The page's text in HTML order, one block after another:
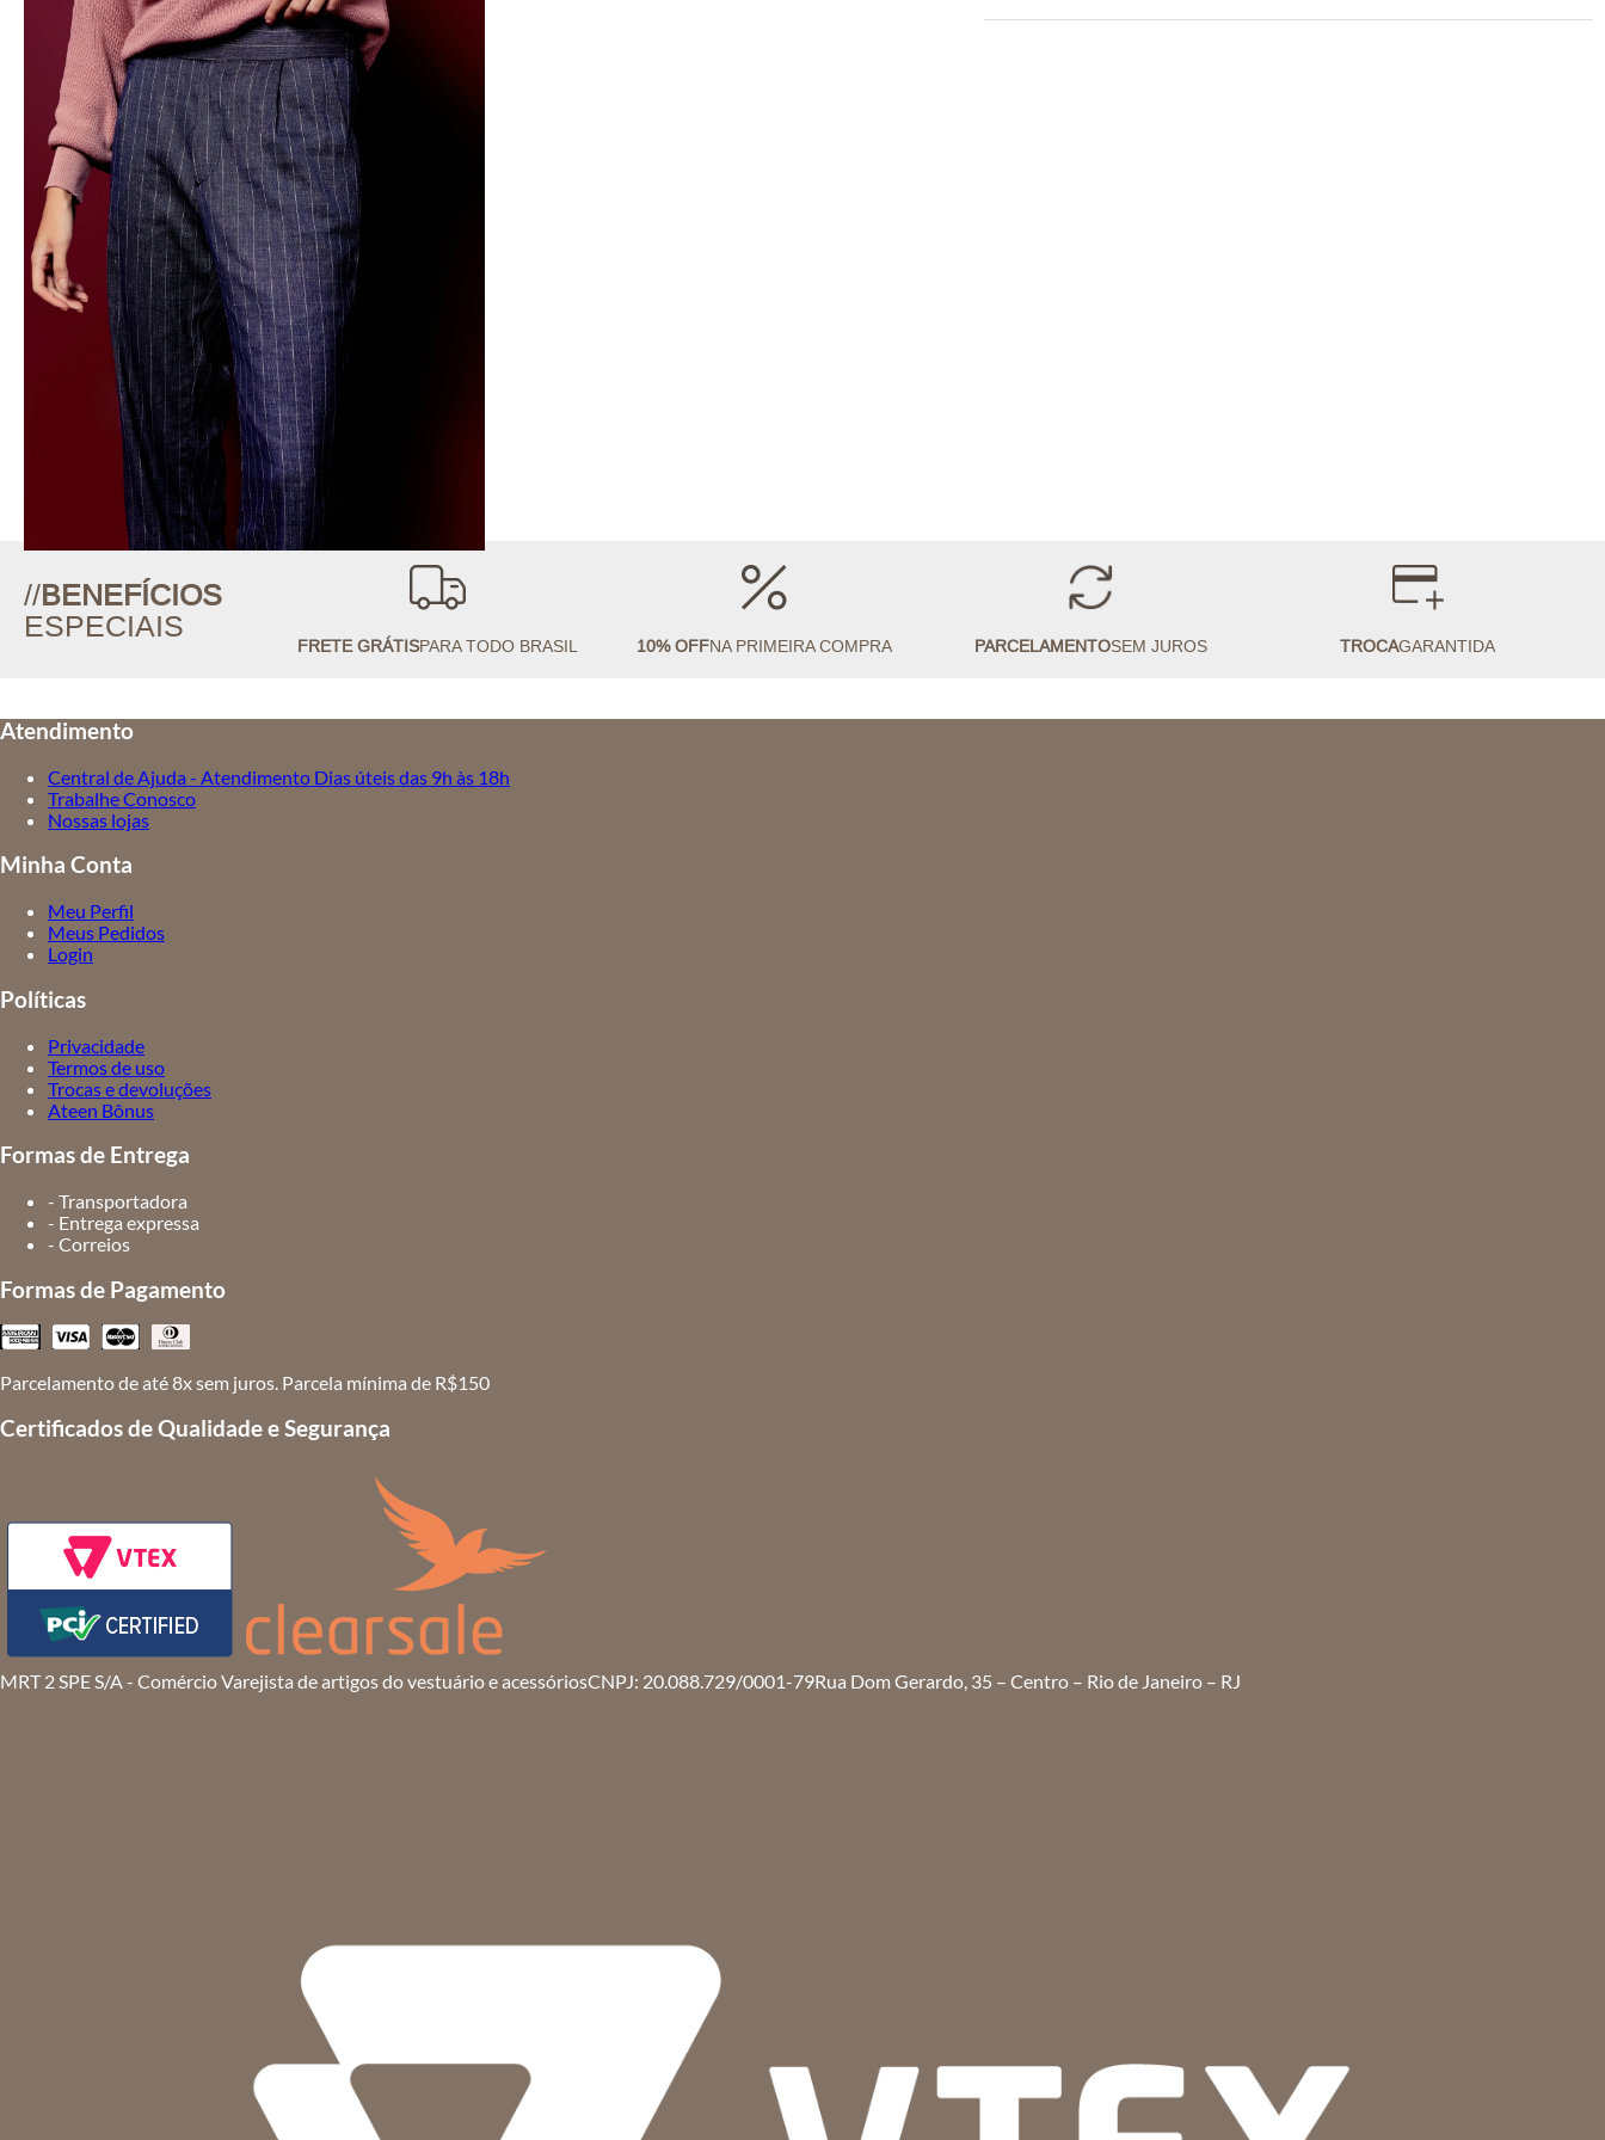
//BENEFÍCIOS
ESPECIAIS
FRETE GRÁTISPARA TODO BRASIL 10% OFFNA PRIMEIRA COMPRA PARCELAMENTOSEM JUROS TROCAGARANTIDA
Atendimento
Central de Ajuda - Atendimento Dias úteis das 9h às 18h
Trabalhe Conosco
Nossas lojas
Minha Conta
Meu Perfil
Meus Pedidos
Login
Políticas
Privacidade
Termos de uso
Trocas e devoluções
Ateen Bônus
Formas de Entrega
- Transportadora
- Entrega expressa
- Correios
Formas de Pagamento
Parcelamento de até 8x sem juros. Parcela mínima de R$150
Certificados de Qualidade e Segurança
MRT 2 SPE S/A - Comércio Varejista de artigos do vestuário e acessóriosCNPJ: 20.088.729/0001-79Rua Dom Gerardo, 35 – Centro – Rio de Janeiro – RJ